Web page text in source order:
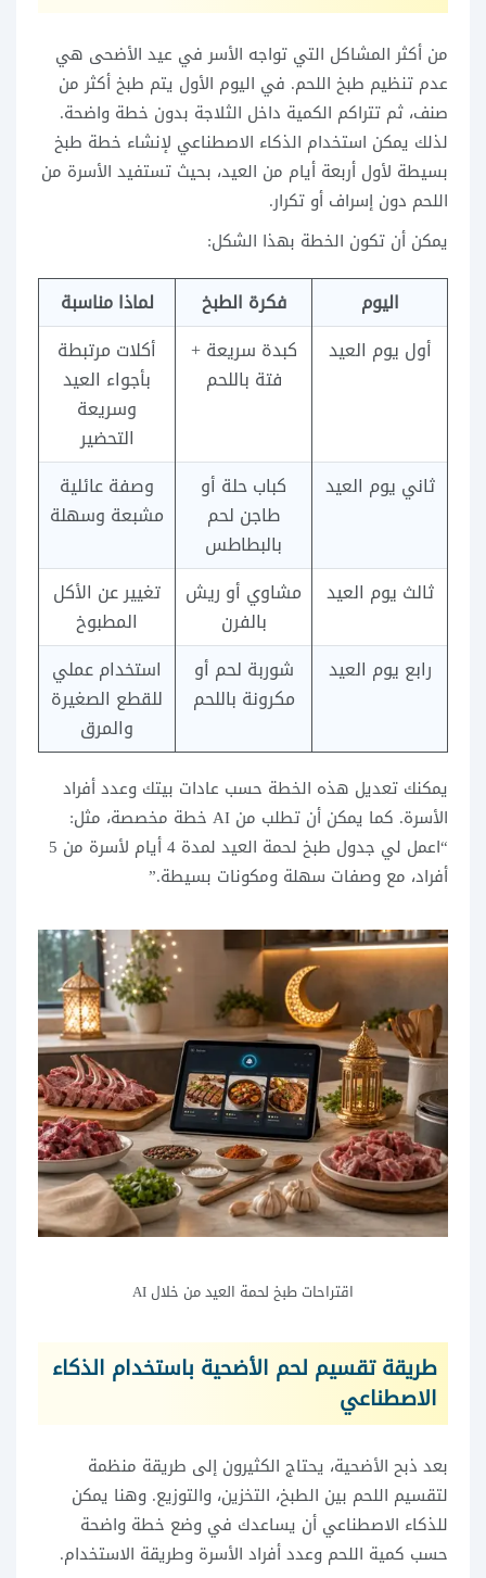
من أكثر المشاكل التي تواجه الأسر في عيد الأضحى هي
عدم تنظيم طبخ اللحم. في اليوم الأول يتم طبخ أكثر من
صنف، ثم تتراكم الكمية داخل الثلاجة بدون خطة واضحة.
لذلك يمكن استخدام الذكاء الاصطناعي لإنشاء خطة طبخ
بسيطة لأول أربعة أيام من العيد، بحيث تستفيد الأسرة من
اللحم دون إسراف أو تكرار.
يمكن أن تكون الخطة بهذا الشكل:
اليوم فكرة الطبخ
لماذا مناسبة
أول يوم العيد
كبدة سريعة +
فتة باللحم
أكلات مرتبطة
بأجواء العيد
وسريعة
التحضير
ثاني يوم العيد
كباب حلة أو
طاجن لحم
بالبطاطس
وصفة عائلية
مشبعة وسهلة
ثالث يوم العيد
مشاوي أو ريش
بالفرن
تغيير عن الأكل
المطبوخ
رابع يوم العيد
شوربة لحم أو
مكرونة باللحم
استخدام عملي
للقطع الصغيرة
والمرق
يمكنك تعديل هذه الخطة حسب عادات بيتك وعدد أفراد
الأسرة. كما يمكن أن تطلب من AI خطة مخصصة، مثل:
“اعمل لي جدول طبخ لحمة العيد لمدة 4 أيام لأسرة من 5
أفراد، مع وصفات سهلة ومكونات بسيطة.”
اقتراحات طبخ لحمة العيد من خلال AI
طريقة تقسيم لحم الأضحية باستخدام الذكاء
الاصطناعي
بعد ذبح الأضحية، يحتاج الكثيرون إلى طريقة منظمة
لتقسيم اللحم بين الطبخ، التخزين، والتوزيع. وهنا يمكن
للذكاء الاصطناعي أن يساعدك في وضع خطة واضحة
حسب كمية اللحم وعدد أفراد الأسرة وطريقة الاستخدام.